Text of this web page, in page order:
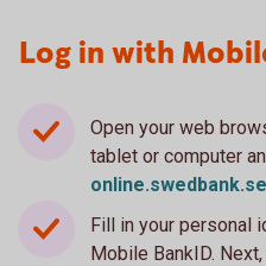
Log in with
Open your web
tablet or computer
online.swedbank.se
Fill in your personal
Mobile BankID.